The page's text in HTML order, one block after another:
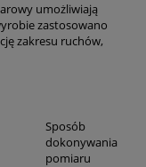
umożliwiają
zastosowano
zakresu ruchów,
Sposób
dokonywania
pomiaru